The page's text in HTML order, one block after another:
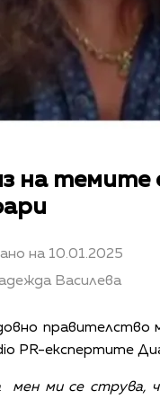
на темите
на 10.01.2025
Василева
правителство
PR-експертите
мен ми се струва,